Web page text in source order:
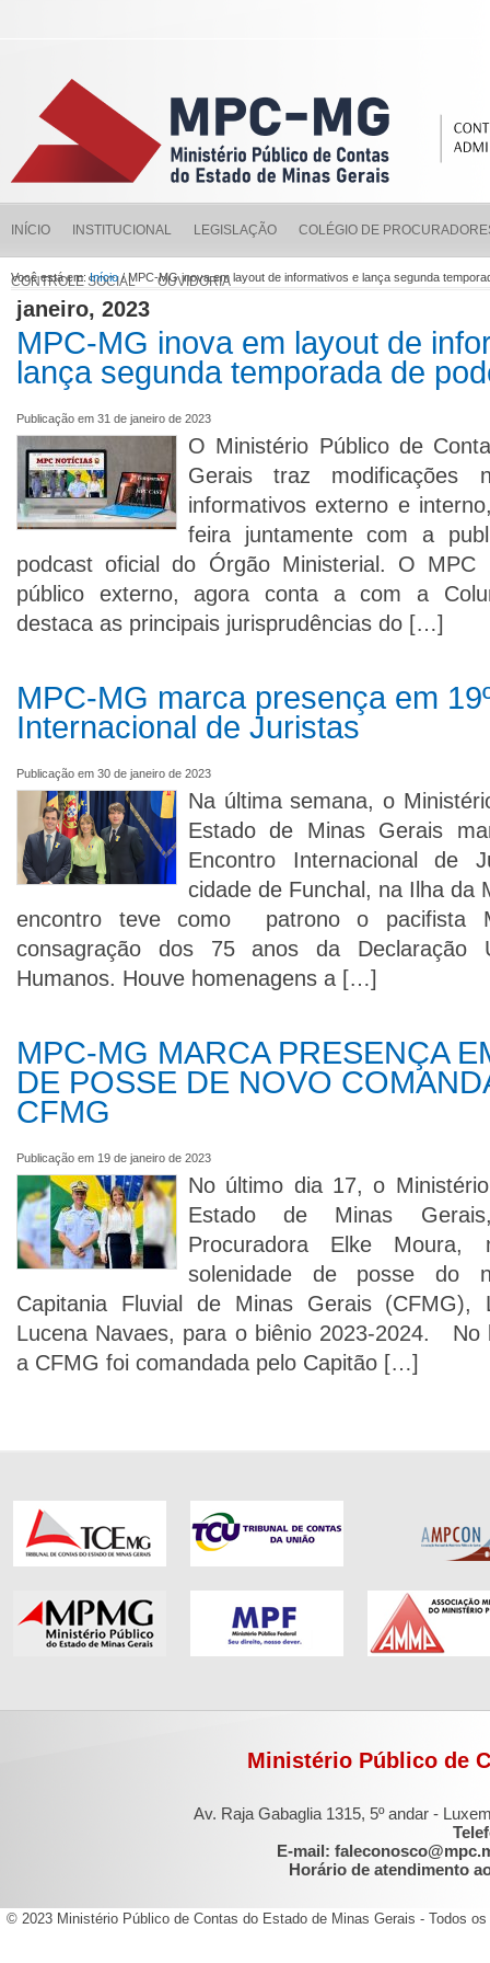
INÍCIO INSTITUCIONAL LEGISLAÇÃO COLÉGIO DE
CONTROLE SOCIAL OUVIDORIA
Você está em:Início/ MPC-MG inova em layout de informativos e lança segunda
janeiro, 2023
MPC-MG inova em layout de
lança segunda temporada de
Publicação em 31 de janeiro de 2023
O Ministério Público de
Gerais traz modificações
informativos externo e
feira juntamente com a
podcast oficial do Órgão Ministerial. O MPC
público externo, agora conta a com a
destaca as principais jurisprudências do […]
MPC-MG marca presença em
Internacional de Juristas
Publicação em 30 de janeiro de 2023
Na última semana, o
Estado de Minas Gerais
Encontro Internacional de
cidade de Funchal, na Ilha da
encontro teve como patrono o pacifista
consagração dos 75 anos da Declaração
Humanos. Houve homenagens a […]
MPC-MG MARCA PRESENÇA
DE POSSE DE NOVO
CFMG
Publicação em 19 de janeiro de 2023
No último dia 17, o
Estado de Minas
Procuradora Elke Moura,
solenidade de posse do
Capitania Fluvial de Minas Gerais (CFMG),
Lucena Navaes, para o biênio 2023-2024. No
a CFMG foi comandada pelo Capitão […]
Ministério Público de
Av. Raja Gabaglia 1315, 5º andar -
E-mail:
Horário de atendimento
© 2023 Ministério Público de Contas do Estado de Minas Gerais - Todos